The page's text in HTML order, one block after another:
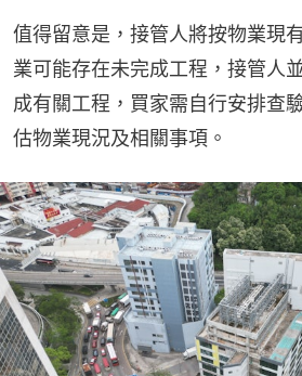
值得留意是，接管人將按物業現
業可能存在未完成工程，接管人
成有關工程，買家需自行安排查
估物業現況及相關事項。